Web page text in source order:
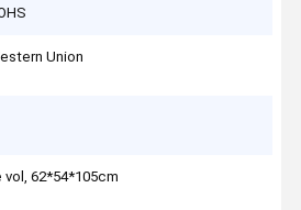
Union
vol, 62*54*105cm